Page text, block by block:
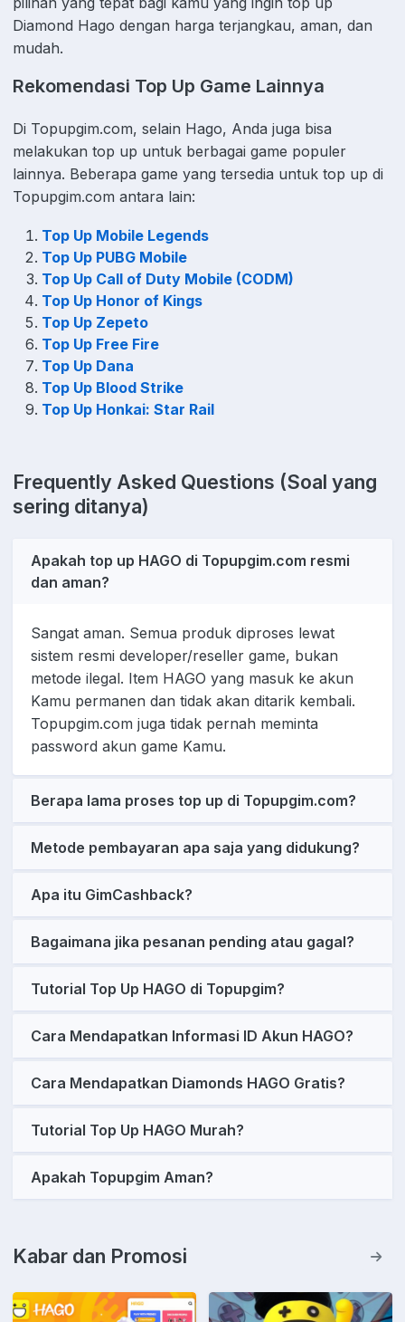
Diamond Hago dengan harga terjangkau, aman, dan
mudah.
Rekomendasi Top Up Game Lainnya
Di Topupgim.com, selain Hago, Anda juga bisa
melakukan top up untuk berbagai game populer
lainnya. Beberapa game yang tersedia untuk top up di
Topupgim.com antara lain:
Top Up Mobile Legends
Top Up PUBG Mobile
Top Up Call of Duty Mobile (CODM)
Top Up Honor of Kings
Top Up Zepeto
Top Up Free Fire
Top Up Dana
Top Up Blood Strike
Top Up Honkai: Star Rail
Frequently Asked Questions (Soal yang
sering ditanya)
Apakah top up HAGO di Topupgim.com resmi
dan aman?
Sangat aman. Semua produk diproses lewat
sistem resmi developer/reseller game, bukan
metode ilegal. Item HAGO yang masuk ke akun
Kamu permanen dan tidak akan ditarik kembali.
Topupgim.com juga tidak pernah meminta
password akun game Kamu.
Berapa lama proses top up di Topupgim.com?
Metode pembayaran apa saja yang didukung?
Apa itu GimCashback?
Bagaimana jika pesanan pending atau gagal?
Tutorial Top Up HAGO di Topupgim?
Cara Mendapatkan Informasi ID Akun HAGO?
Cara Mendapatkan Diamonds HAGO Gratis?
Tutorial Top Up HAGO Murah?
Apakah Topupgim Aman?
Kabar dan Promosi